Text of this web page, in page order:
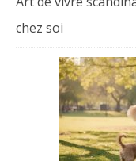
chez soi